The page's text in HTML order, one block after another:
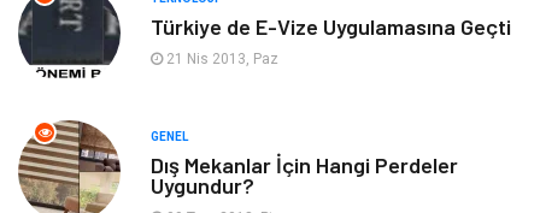
Hediyelik Eşya Kültür
Türkiye de E-Vize Uygulamasına Geçti
21 Nis 2013, Paz
GENEL
Dış Mekanlar İçin Hangi Perdeler
Uygundur?